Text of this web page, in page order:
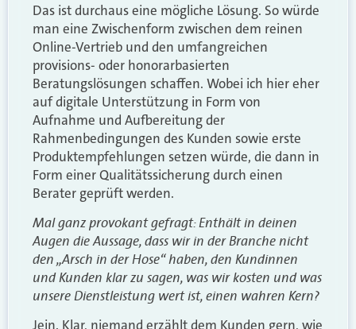
Das ist durchaus eine mögliche Lösung. So würde
man eine Zwischenform zwischen dem reinen
Online-Vertrieb und den umfangreichen
provisions- oder honorarbasierten
Beratungslösungen schaffen. Wobei ich hier eher
auf digitale Unterstützung in Form von
Aufnahme und Aufbereitung der
Rahmenbedingungen des Kunden sowie erste
Produktempfehlungen setzen würde, die dann in
Form einer Qualitätssicherung durch einen
Berater geprüft werden.
Mal ganz provokant gefragt: Enthält in deinen
Augen die Aussage, dass wir in der Branche nicht
den „Arsch in der Hose“ haben, den Kundinnen
und Kunden klar zu sagen, was wir kosten und was
unsere Dienstleistung wert ist, einen wahren Kern?
Jein. Klar, niemand erzählt dem Kunden gern, wie